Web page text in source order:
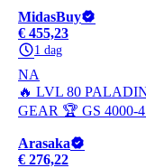
MidasBuy
€ 455,23
1 dag
NA
🔥 LVL 80
GEAR 🏆 GS 4000-
Arasaka
€ 276,22